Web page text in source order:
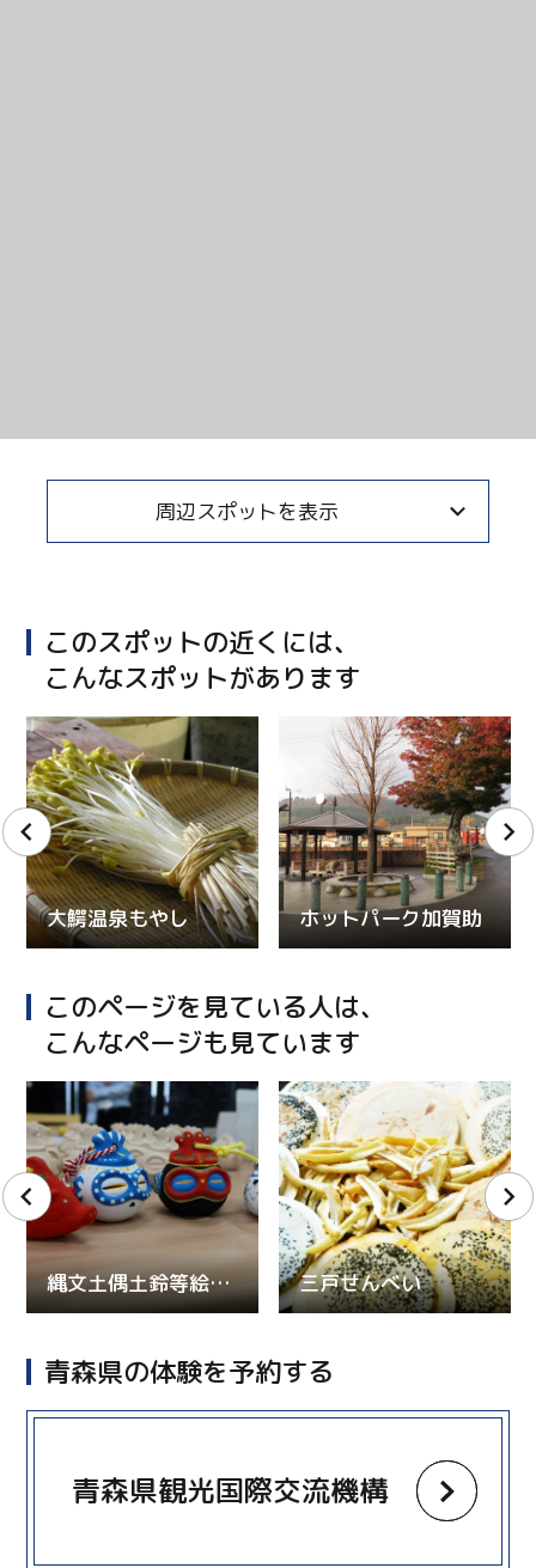
周辺スポットを表示
このスポットの近くには、
こんなスポットがあります
大鰐温泉もやし ホットパーク加賀助
このページを見ている人は、
こんなページも見ています
縄文土偶土鈴等絵付け体験（焼き物・木工品） 三戸せんべい
青森県の体験を予約する
青森県観光国際交流機構
more